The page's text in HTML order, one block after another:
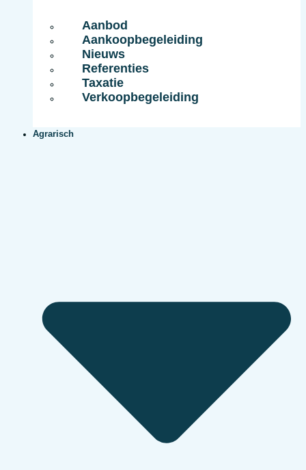
Aanbod
Aankoopbegeleiding
Nieuws
Referenties
Taxatie
Verkoopbegeleiding
Agrarisch